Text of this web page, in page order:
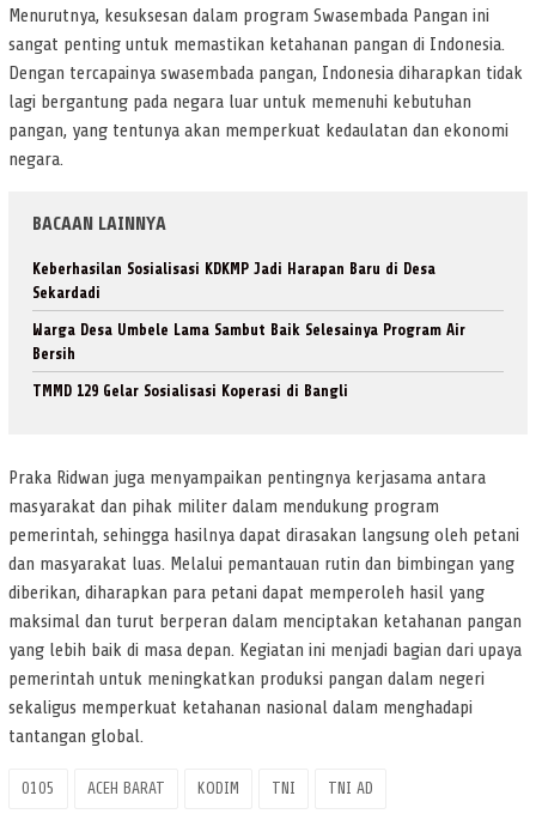
Menurutnya, kesuksesan dalam program Swasembada Pangan ini
sangat penting untuk memastikan ketahanan pangan di Indonesia.
Dengan tercapainya swasembada pangan, Indonesia diharapkan tidak
lagi bergantung pada negara luar untuk memenuhi kebutuhan
pangan, yang tentunya akan memperkuat kedaulatan dan ekonomi
negara.
BACAAN LAINNYA
Keberhasilan Sosialisasi KDKMP Jadi Harapan Baru di Desa
Sekardadi
Warga Desa Umbele Lama Sambut Baik Selesainya Program Air
Bersih
TMMD 129 Gelar Sosialisasi Koperasi di Bangli
Praka Ridwan juga menyampaikan pentingnya kerjasama antara
masyarakat dan pihak militer dalam mendukung program
pemerintah, sehingga hasilnya dapat dirasakan langsung oleh petani
dan masyarakat luas. Melalui pemantauan rutin dan bimbingan yang
diberikan, diharapkan para petani dapat memperoleh hasil yang
maksimal dan turut berperan dalam menciptakan ketahanan pangan
yang lebih baik di masa depan. Kegiatan ini menjadi bagian dari upaya
pemerintah untuk meningkatkan produksi pangan dalam negeri
sekaligus memperkuat ketahanan nasional dalam menghadapi
tantangan global.
0105 ACEH BARAT KODIM TNI TNI AD